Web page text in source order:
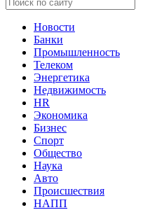
Новости
Банки
Промышленность
Телеком
Энергетика
Недвижимость
HR
Экономика
Бизнес
Спорт
Общество
Наука
Авто
Происшествия
НАПП